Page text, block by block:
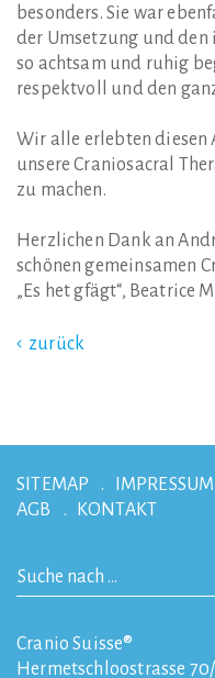
besonders. Sie war
der Umsetzung und den
so achtsam und ruhig
respektvoll und den
Wir alle erlebten diesen
unsere Craniosacral
zu machen.
Herzlichen Dank an
schönen gemeinsamen
„Es het gfägt“, Beatrice
zurück
SITEMAP IMPRESSUM
AGB
KONTAKT
Cranio Suisse®
Hermetschloostrasse 70/